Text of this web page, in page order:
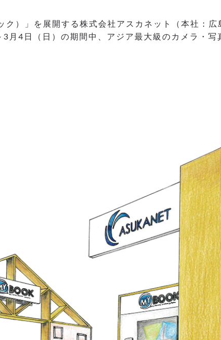
）」を展開する株式会社アスカネット（本社：
月4日（日）の期間中、アジア最大級のカメラ・